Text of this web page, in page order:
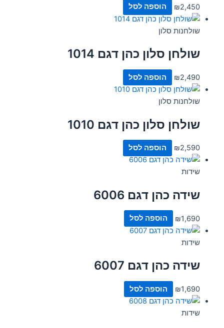
₪2,450 הוספה לסל
שולחנות סלון
שולחן סלון כהן דגם 1014
₪2,490 הוספה לסל
שולחנות סלון
שולחן סלון כהן דגם 1010
₪2,590 הוספה לסל
שידות
שידה כהן דגם 6006
₪1,690 הוספה לסל
שידות
שידה כהן דגם 6007
₪1,690 הוספה לסל
שידות